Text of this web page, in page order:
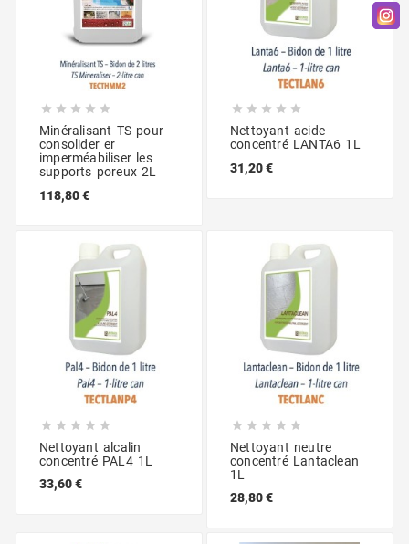
    
Minéralisant TS pour
consolider er
imperméabiliser les
supports poreux 2L
118,80 €
    
Nettoyant acide
concentré LANTA6 1L
31,20 €
    
Nettoyant alcalin
concentré PAL4 1L
33,60 €
    
Nettoyant neutre
concentré Lantaclean
1L
28,80 €